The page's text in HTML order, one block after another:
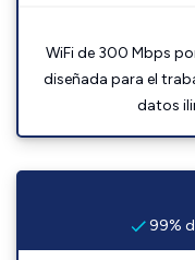
WiFi de 300 Mbps
diseñada para el
datos
99%